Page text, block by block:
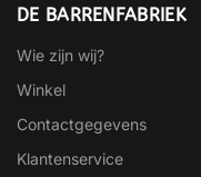
DE BARRENFABRIEK
Wie zijn wij?
Winkel
Contactgegevens
Klantenservice